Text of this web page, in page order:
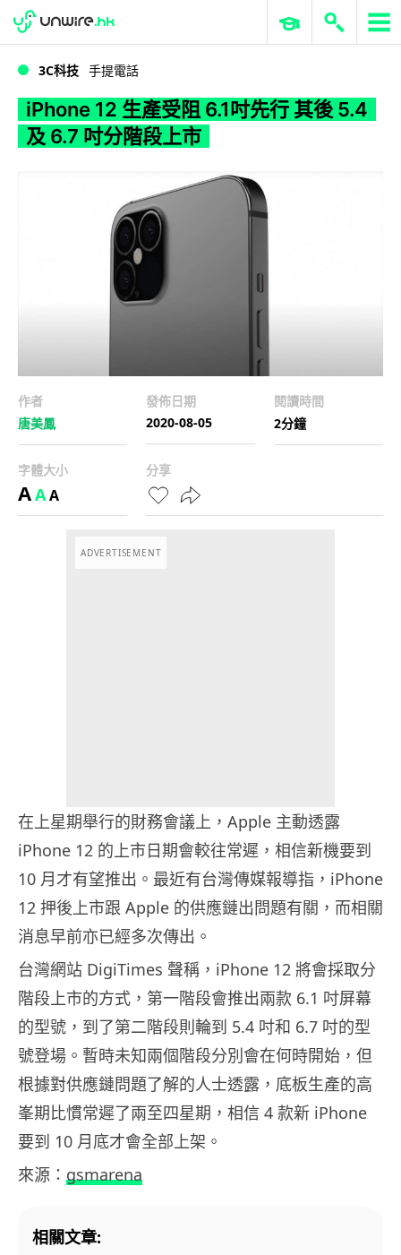
WWDC 2026 ERP 與商業 AI
3C科技 手提電話
iPhone 12 生產受阻 6.1吋先行 其後 5.4
及 6.7 吋分階段上市
作者
唐美鳳
發佈日期
2020-08-05
閱讀時間
2分鐘
字體大小
AAA
分享
ADVERTISEMENT
在上星期舉行的財務會議上，Apple 主動透露
iPhone 12 的上市日期會較往常遲，相信新機要到
10 月才有望推出。最近有台灣傳媒報導指，iPhone
12 押後上市跟 Apple 的供應鏈出問題有關，而相關
消息早前亦已經多次傳出。
台灣網站 DigiTimes 聲稱，iPhone 12 將會採取分
階段上市的方式，第一階段會推出兩款 6.1 吋屏幕
的型號，到了第二階段則輪到 5.4 吋和 6.7 吋的型
號登場。暫時未知兩個階段分別會在何時開始，但
根據對供應鏈問題了解的人士透露，底板生產的高
峯期比慣常遲了兩至四星期，相信 4 款新 iPhone
要到 10 月底才會全部上架。
來源： gsmarena
相關文章: